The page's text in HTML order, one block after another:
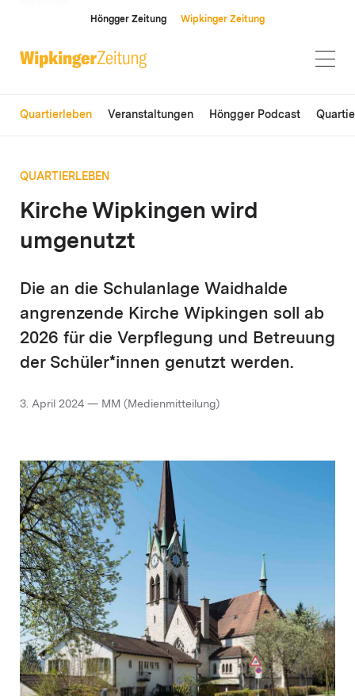
Höngger Zeitung Wipkinger Zeitung
Quartierleben Veranstaltungen Höngger Podcast
QUARTIERLEBEN
Kirche Wipkingen wird
umgenutzt
Die an die Schulanlage Waidhalde
angrenzende Kirche Wipkingen soll ab
2026 für die Verpflegung und Betreuung
der Schüler*innen genutzt werden.
3. April 2024 — MM (Medienmitteilung)